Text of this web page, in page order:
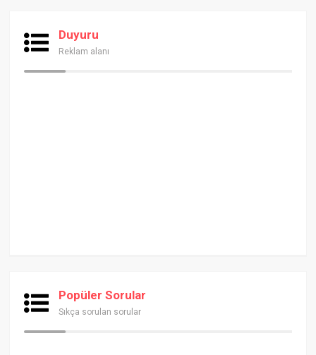
Duyuru
Reklam alanı
Popüler Sorular
Sıkça sorulan sorular